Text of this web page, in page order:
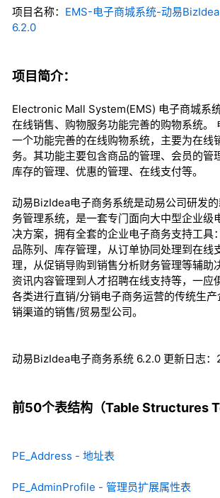
项目名称： EMS-电子商城系统-动易
6.2.0
项目简介：
Electronic Mall System(EMS) 电子商城系
在线销售、购物服务功能完善的购物系统。
一个功能完善的在线购物系统，主要为在线
务。其功能主要包含商品的管理、会员的管
库存的管理、优惠的管理、在线支付等。
动易BizIdea电子商务系统是动易公司研发
务管理系统，是一套专门面向大中型企业级
决方案，拥有全套的企业电子商务支持工具
品陈列、库存管理，从订单协同处理到在线
理，从促销导购到销售分析财务管理等辅助
资讯内容管理到人才招聘在线支持等，一应
各类进行直销/分销电子商务运营的传统生
销渠道的销售/贸易型公司。
动易BizIdea电子商务系统 6.2.0 更新日志
前50个表结构（Table Structures
PE_Address - 地址表
PE_AdminProfile - 管理员扩展属性表